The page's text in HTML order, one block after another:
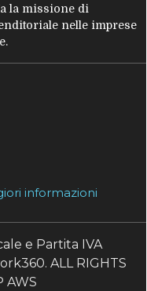
la missione di
nelle imprese
informazioni
e Partita IVA
ALL RIGHTS
AWS